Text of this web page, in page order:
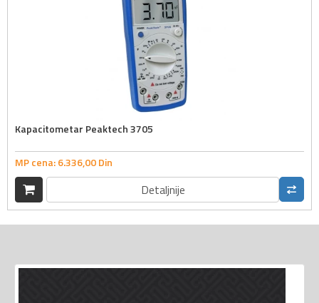
Kapacitometar Peaktech 3705
MP cena:6.336,00Din
Detaljnije